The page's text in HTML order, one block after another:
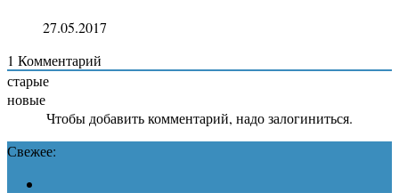
27.05.2017
1 Комментарий
старые
новые
Чтобы добавить комментарий, надо залогиниться.
Свежее: